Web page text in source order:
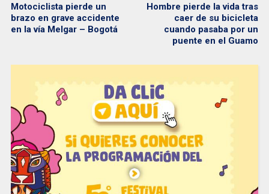
Motociclista pierde un
brazo en grave accidente
en la vía Melgar – Bogotá
Hombre pierde la vida tras
caer de su bicicleta
cuando pasaba por un
puente en el Guamo